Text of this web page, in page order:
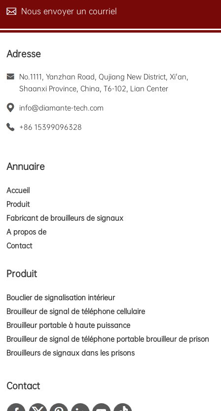
Nous envoyer un courriel
Adresse
No.1111, Yanzhan Road, Qujiang New District, Xi'an,
Shaanxi Province, China, T6-102, Lian Center
info@diamante-tech.com
+86 15399096328
Annuaire
Accueil
Produit
Fabricant de brouilleurs de signaux
A propos de
Contact
Produit
Bouclier de signalisation intérieur
Brouilleur de signal de téléphone cellulaire
Brouilleur portable à haute puissance
Brouilleur de signal de téléphone portable brouilleur de prison
Brouilleurs de signaux dans les prisons
Contact